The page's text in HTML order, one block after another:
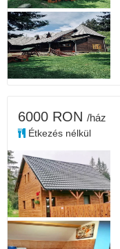
6000 RON /ház
Étkezés nélkül